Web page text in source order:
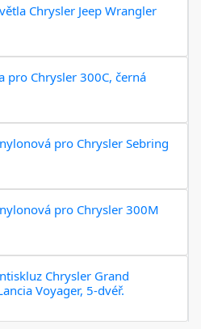
Chrysler Jeep Wrangler
pro Chrysler 300C, černá
pro Chrysler Sebring
pro Chrysler 300M
Chrysler Grand
Voyager, 5-dvéř.